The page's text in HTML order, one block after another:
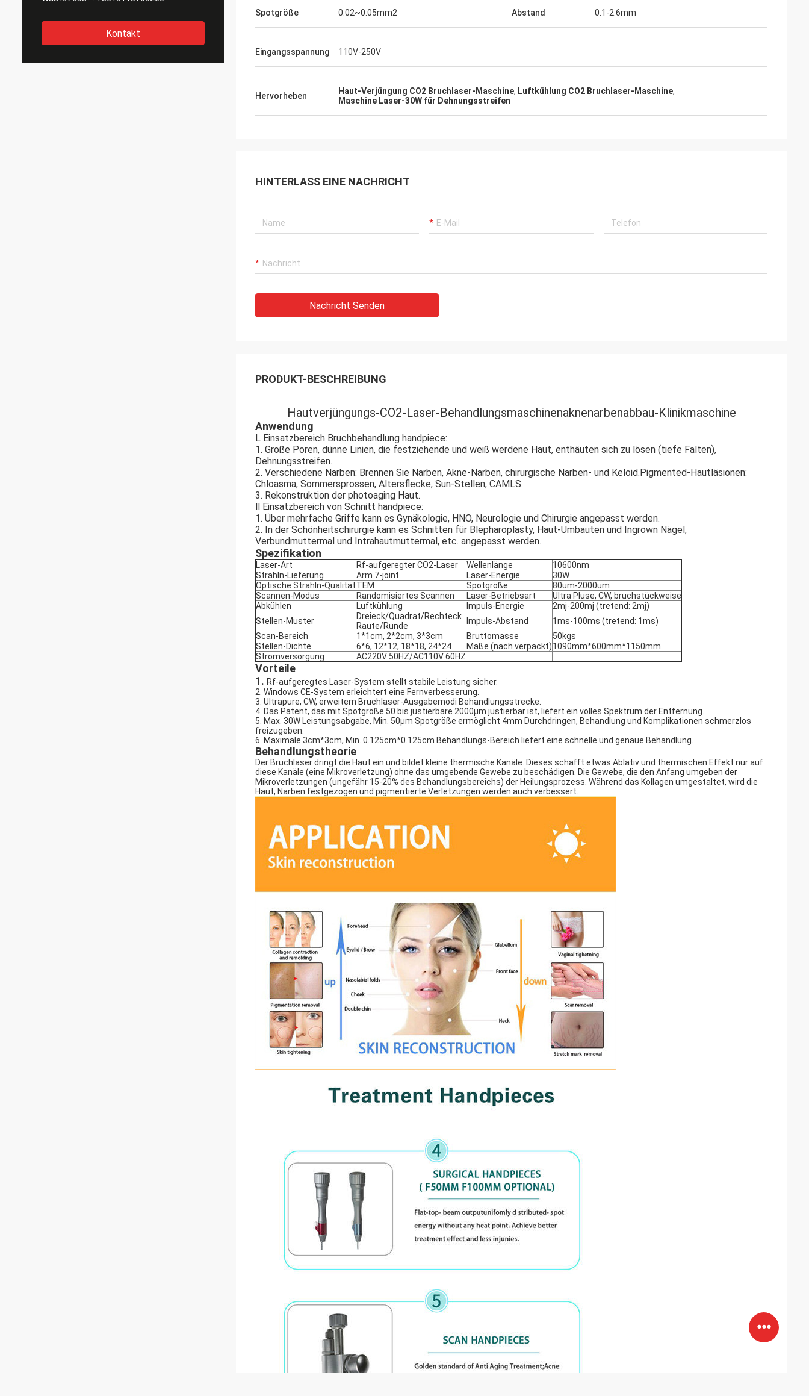
Kontakt
Spotgröße 0.02~0.05mm2 Abstand 0.1-2.6mm
Eingangsspannung 110V-250V
Hervorheben Haut-Verjüngung CO2 Bruchlaser-Maschine, Luftkühlung CO2 Bruchlaser-Maschine,
Maschine Laser-30W für Dehnungsstreifen
HINTERLASS EINE NACHRICHT
Nachricht Senden
PRODUKT-BESCHREIBUNG
Hautverjüngungs-CO2-Laser-Behandlungsmaschinenaknenarbenabbau-Klinikmaschine
Anwendung
L Einsatzbereich Bruchbehandlung handpiece:
1. Große Poren, dünne Linien, die festziehende und weiß werdene Haut, enthäuten sich zu lösen (tiefe Falten),
Dehnungsstreifen.
2. Verschiedene Narben: Brennen Sie Narben, Akne-Narben, chirurgische Narben- und Keloid.Pigmented-Hautläsionen:
Chloasma, Sommersprossen, Altersflecke, Sun-Stellen, CAMLS.
3. Rekonstruktion der photoaging Haut.
ll Einsatzbereich von Schnitt handpiece:
1. Über mehrfache Griffe kann es Gynäkologie, HNO, Neurologie und Chirurgie angepasst werden.
2. In der Schönheitschirurgie kann es Schnitten für Blepharoplasty, Haut-Umbauten und Ingrown Nägel,
Verbundmuttermal und Intrahautmuttermal, etc. angepasst werden.
Spezifikation
Laser-Art Rf-aufgeregter CO2-Laser Wellenlänge
10600nm
Strahln-Lieferung
Arm 7-joint Laser-Energie
30W
Optische Strahln-QualitätTEM Spotgröße
80um-2000um
Scannen-Modus
Randomisiertes Scannen Laser-Betriebsart
Ultra Pluse, CW, bruchstückweise
Abkühlen
Luftkühlung Impuls-Energie
2mj-200mj (tretend: 2mj)
Stellen-Muster
Dreieck/Quadrat/Rechteck
Raute/Runde
Impuls-Abstand
1ms-100ms (tretend: 1ms)
Scan-Bereich
1*1cm, 2*2cm, 3*3cm Bruttomasse
50kgs
Stellen-Dichte
6*6, 12*12, 18*18, 24*24 Maße (nach verpackt)1090mm*600mm*1150mm
Stromversorgung
AC220V 50HZ/AC110V 60HZ
Vorteile
1. Rf-aufgeregtes Laser-System stellt stabile Leistung sicher.
2. Windows CE-System erleichtert eine Fernverbesserung.
3. Ultrapure, CW, erweitern Bruchlaser-Ausgabemodi Behandlungsstrecke.
4. Das Patent, das mit Spotgröße 50 bis justierbare 2000μm justierbar ist, liefert ein volles Spektrum der Entfernung.
5. Max. 30W Leistungsabgabe, Min. 50μm Spotgröße ermöglicht 4mm Durchdringen, Behandlung und Komplikationen schmerzlos
freizugeben.
6. Maximale 3cm*3cm, Min. 0.125cm*0.125cm Behandlungs-Bereich liefert eine schnelle und genaue Behandlung.
Behandlungstheorie
Der Bruchlaser dringt die Haut ein und bildet kleine thermische Kanäle. Dieses schafft etwas Ablativ und thermischen Effekt nur auf
diese Kanäle (eine Mikroverletzung) ohne das umgebende Gewebe zu beschädigen. Die Gewebe, die den Anfang umgeben der
Mikroverletzungen (ungefähr 15-20% des Behandlungsbereichs) der Heilungsprozess. Während das Kollagen umgestaltet, wird die
Haut, Narben festgezogen und pigmentierte Verletzungen werden auch verbessert.